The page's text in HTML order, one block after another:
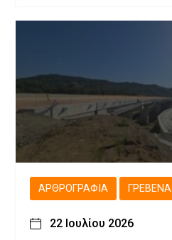
ΑΡΘΡΟΓΡΑΦΊΑ ΓΡΕΒΕΝΆ
22 Ιουλίου 2026